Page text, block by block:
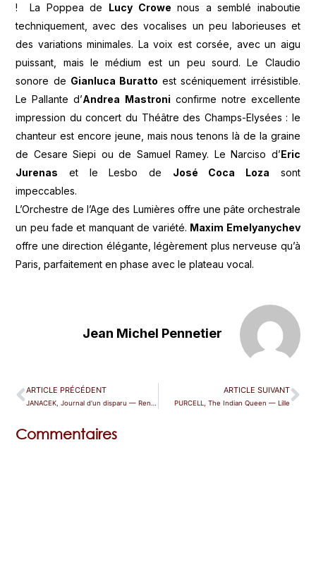
! La Poppea de Lucy Crowe nous a semblé inaboutie
techniquement, avec des vocalises un peu laborieuses et
des variations minimales. La voix est corsée, avec un aigu
puissant, mais le médium est un peu sourd. Le Claudio
sonore de Gianluca Buratto est scéniquement irrésistible.
Le Pallante d’Andrea Mastroni confirme notre excellente
impression du concert du Théâtre des Champs-Elysées : le
chanteur est encore jeune, mais nous tenons là de la graine
de Cesare Siepi ou de Samuel Ramey. Le Narciso d’Eric
Jurenas et le Lesbo de José Coca Loza sont
impeccables.
L’Orchestre de l’Age des Lumières offre une pâte orchestrale
un peu fade et manquant de variété. Maxim Emelyanychev
offre une direction élégante, légèrement plus nerveuse qu’à
Paris, parfaitement en phase avec le plateau vocal.
Jean Michel Pennetier
ARTICLE PRÉCÉDENT ARTICLE SUIVANT
PURCELL, The Indian Queen — Lille
Commentaires